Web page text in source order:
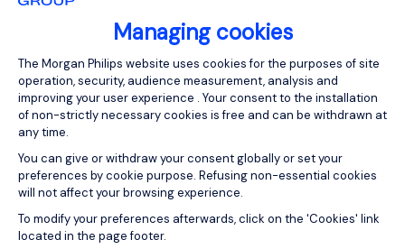
Managing cookies
Consent Management Platform:
The Morgan Philips website uses cookies for the purposes of site
operation, security, audience measurement, analysis and
improving your user experience . Your consent to the installation
of non-strictly necessary cookies is free and can be withdrawn at
any time.
You can give or withdraw your consent globally or set your
preferences by cookie purpose. Refusing non-essential cookies
will not affect your browsing experience.
To modify your preferences afterwards, click on the 'Cookies' link
located in the page footer.
Please enter your email address.
I have read thePrivacy Notice .
Create job alert
1